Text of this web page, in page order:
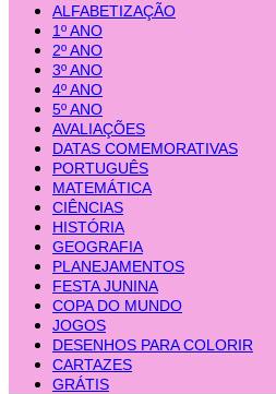
ALFABETIZAÇÃO
1º ANO
2º ANO
3º ANO
4º ANO
5º ANO
AVALIAÇÕES
DATAS COMEMORATIVAS
PORTUGUÊS
MATEMÁTICA
CIÊNCIAS
HISTÓRIA
GEOGRAFIA
PLANEJAMENTOS
FESTA JUNINA
COPA DO MUNDO
JOGOS
DESENHOS PARA COLORIR
CARTAZES
GRÁTIS